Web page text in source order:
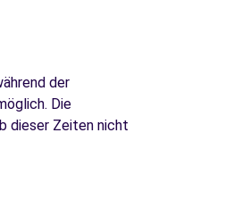
der
Die
dieser Zeiten nicht